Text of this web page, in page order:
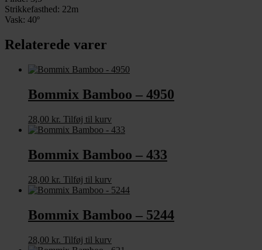
Strikkefasthed: 22m
Vask: 40º
Relaterede varer
Bommix Bamboo – 4950
28,00 kr. Tilføj til kurv
Bommix Bamboo – 433
28,00 kr. Tilføj til kurv
Bommix Bamboo – 5244
28,00 kr. Tilføj til kurv